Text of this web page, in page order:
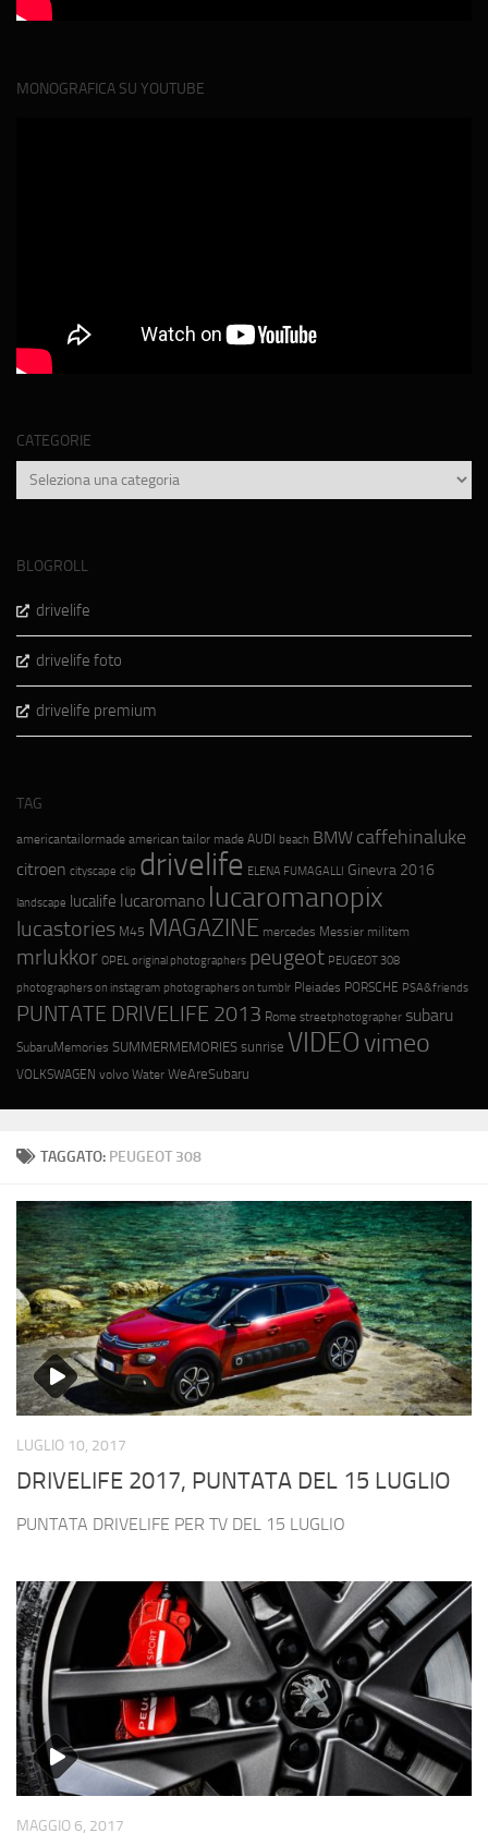
TAGGATO: PEUGEOT 308
LUGLIO 10, 2017
DRIVELIFE 2017, PUNTATA DEL 15 LUGLIO
PUNTATA DRIVELIFE PER TV DEL 15 LUGLIO
MAGGIO 6, 2017
MONOGRAFICA SU YOUTUBE
CATEGORIE
Categorie
BLOGROLL
drivelife
drivelife foto
drivelife premium
TAG
americantailormade american tailor made AUDI beach BMW caffehinaluke
citroen cityscape clip drivelife ELENA FUMAGALLI Ginevra 2016
landscape lucalife lucaromano lucaromanopix
lucastories M45 MAGAZINE mercedes Messier militem
mrlukkor OPEL original photographers peugeot PEUGEOT 308
photographers on instagram photographers on tumblr Pleiades PORSCHE PSA&friends
PUNTATE DRIVELIFE 2013 Rome streetphotographer subaru
SubaruMemories SUMMERMEMORIES sunrise VIDEOvimeo
VOLKSWAGEN volvo Water WeAreSubaru